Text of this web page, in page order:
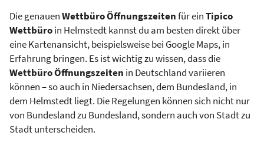
Die genauenWettbüro Öffnungszeitenfür einTipico
Wettbüroin Helmstedt kannst du am besten direkt über
eine Kartenansicht, beispielsweise bei Google Maps, in
Erfahrung bringen. Es ist wichtig zu wissen, dass die
Wettbüro Öffnungszeiten in Deutschland variieren
können – so auch in Niedersachsen, dem Bundesland, in
dem Helmstedt liegt. Die Regelungen können sich nicht nur
von Bundesland zu Bundesland, sondern auch von Stadt zu
Stadt unterscheiden.